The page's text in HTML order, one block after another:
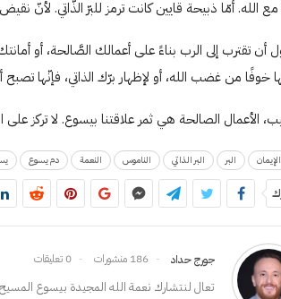
الله. أمّا ذبيحة قايين كانت ترمز للبرّ الذّاتي. لأنّ
أن تقترب إلى الرب بناءً على أعمالك الصَّالحة، أو
خوفًا من غضب الله، أو لإظهار برّك الذاتي، فإنّها تصبح
الأعمال الصالحة هي ثمر علاقتنا بيسوع. لا تركز
الإيمان البر البر الذاتي الناموس النعمة دم يسوع
جورج حداد 186 منشورات 0 تعليقات
تعال لنتشارك نعمة الله المجيدة بيسوع